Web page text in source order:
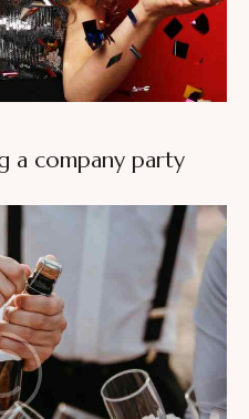
a company party